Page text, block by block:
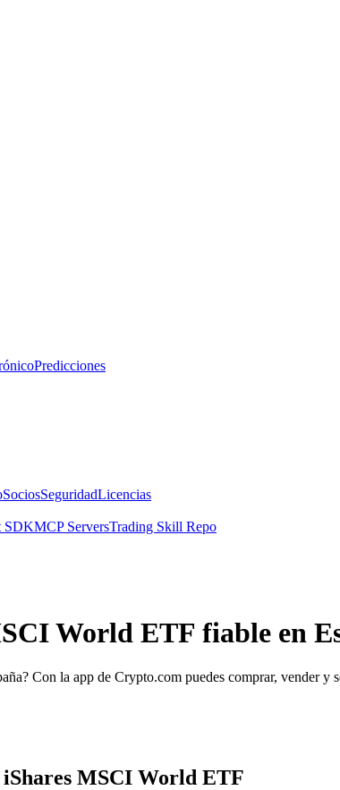
Predicciones
SociosSeguridadLicencias
SDKMCP ServersTrading Skill Repo
World ETF fiable en
Con la app de Crypto.com puedes comprar, vender
MSCI World ETF